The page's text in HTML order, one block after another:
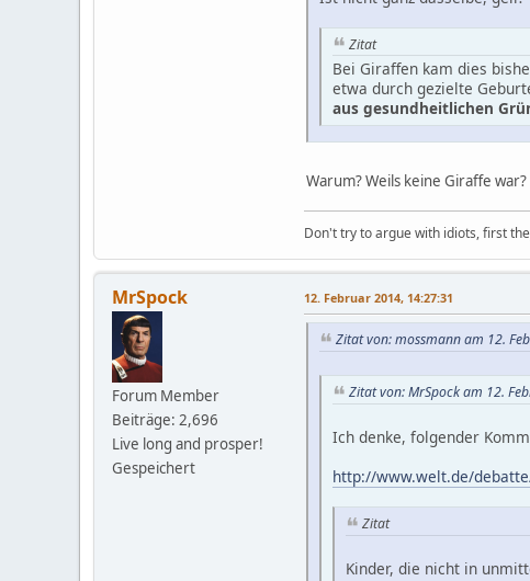
Zitat
Bei Giraffen kam dies
etwa durch gezielte
aus gesundheitlichen
Warum? Weils keine Giraffe war?
Don't try to argue with idiots, first
MrSpock
Forum Member
Beiträge: 2,696
Live long and prosper!
Gespeichert
12. Februar 2014, 14:27:31
Zitat von: mossmann am 12.
Zitat von: MrSpock am 12.
Ich denke, folgender
http://www.welt.de/
Zitat
Kinder, die nicht in